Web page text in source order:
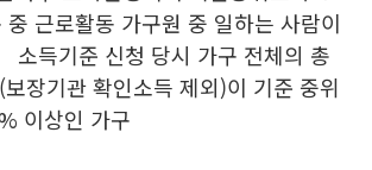
근로활동 가구원 중 일하는 사람이
소득기준 신청 당시 가구 전체의 총
장기관 확인소득 제외)이 기준 중위
이상인 가구